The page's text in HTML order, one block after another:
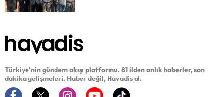
Türkiye'nin gündem akışı platformu. 81 ilden anlık haberler, son
dakika gelişmeleri. Haber değil, Havadis al.